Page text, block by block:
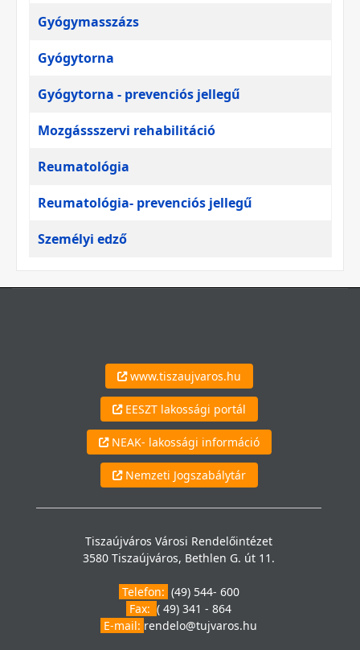
Gyógymasszázs
Gyógytorna
Gyógytorna - prevenciós jellegű
Mozgássszervi rehabilitáció
Reumatológia
Reumatológia- prevenciós jellegű
Személyi edző
www.tiszaujvaros.hu
EESZT lakossági portál
NEAK- lakossági információ
Nemzeti Jogszabálytár
Tiszaújváros Városi Rendelőintézet
3580 Tiszaújváros, Bethlen G. út 11.
Telefon: (49) 544- 600
Fax: ( 49) 341 - 864
E-mail: rendelo@tujvaros.hu